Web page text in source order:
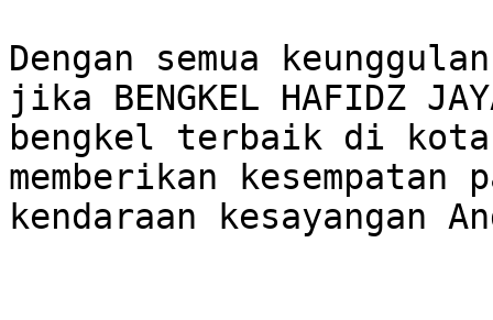
Dengan semua
jika BENGKEL HAFIDZ
bengkel terbaik di kota
memberikan kesempatan